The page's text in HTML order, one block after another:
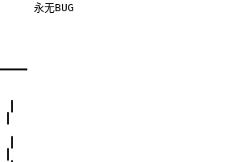
永无BUG
┃
┃